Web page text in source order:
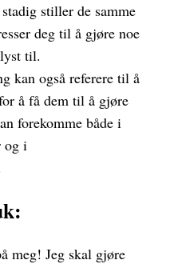
stiller de samme
deg til å gjøre noe
til.
kan også referere til å
å få dem til å gjøre
forekomme både i
og i
meg! Jeg skal gjøre